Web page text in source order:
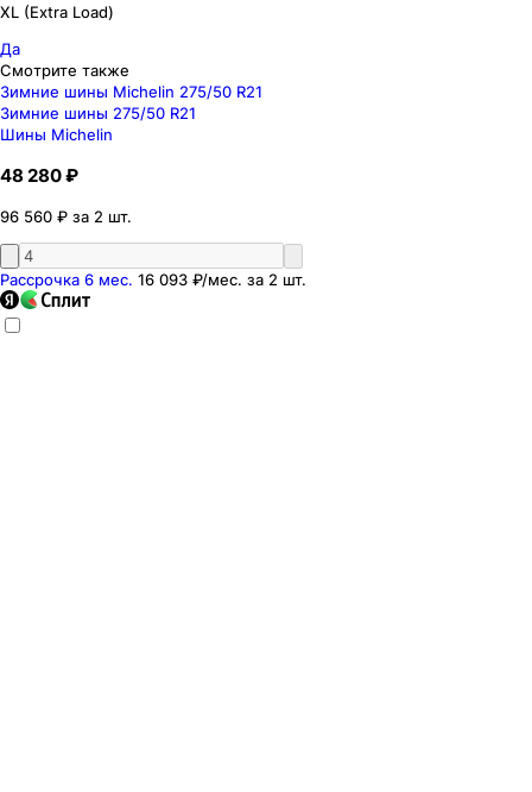
XL (Extra Load)
Да
Смотрите также
Зимние шины Michelin 275/50 R21
Зимние шины 275/50 R21
Шины Michelin
48 280 ₽
96 560 ₽ за 2 шт.
Рассрочка 6 мес. 16 093 ₽/мес. за 2 шт.